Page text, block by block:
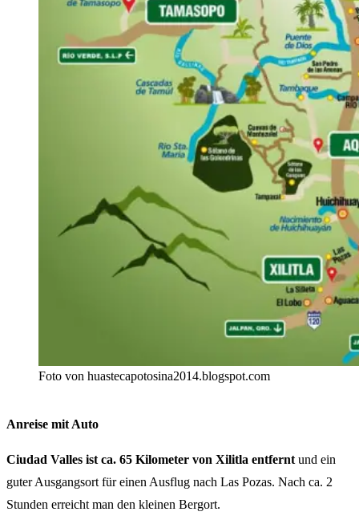
Foto von huastecapotosina2014.blogspot.com
Anreise mit Auto
Ciudad Valles ist ca. 65 Kilometer von Xilitla entferntund ein
guter Ausgangsort für einen Ausflug nach Las Pozas. Nach ca. 2
Stunden erreicht man den kleinen Bergort.